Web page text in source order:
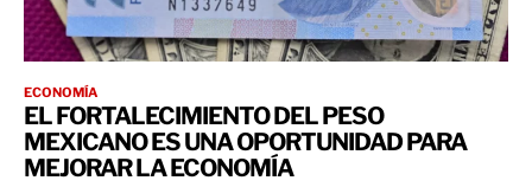
ECONOMÍA
EL FORTALECIMIENTO DEL PESO
MEXICANO ES UNA OPORTUNIDAD PARA
MEJORAR LA ECONOMÍA